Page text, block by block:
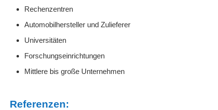
Rechenzentren
Automobilhersteller und Zulieferer
Universitäten
Forschungseinrichtungen
Mittlere bis große Unternehmen
Referenzen: